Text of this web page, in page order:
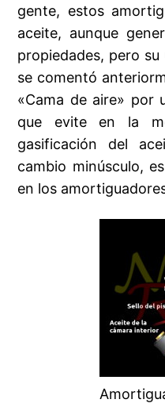
gente, estos
aceite, aunque
propiedades, pero
se comentó
«Cama de aire» por
que evite en la
gasificación del
cambio minúsculo,
en los